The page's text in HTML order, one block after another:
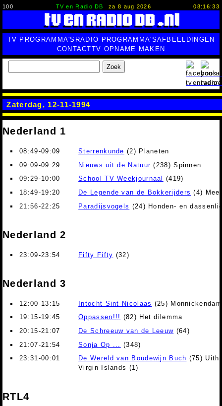
100 TV en Radio DB za 8 aug 2026 08:16:34
TV PROGRAMMA'S RADIO PROGRAMMA'SAFBEELDINGEN
CONTACTTV OPNAME MAKEN
Zoek
Zaterdag, 12-11-1994
Nederland 1
08:49-09:09 Sterrenkunde (2) Planeten
09:09-09:29
Nieuws uit de Natuur (238) Spinnen
09:29-10:00
School TV Weekjournaal
(419)
18:49-19:20
De Legende van de Bokkerijders (4)
21:56-22:25
Paradijsvogels (24) Honden- en
Nederland 2
23:09-23:54 Fifty Fifty (32)
Nederland 3
12:00-13:15 Intocht Sint Nicolaas (25) Monnickendam
19:15-19:45
Oppassen!!! (82) Het dilemma
20:15-21:07
De Schreeuw van de Leeuw (64)
21:07-21:54
Sonja Op ...
(348)
23:31-00:01
De Wereld van Boudewijn Buch (75)
Virgin Islands (1)
RTL4